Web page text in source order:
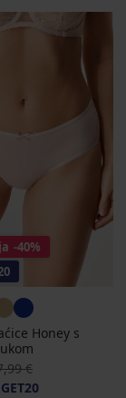
-40%
Honey s
cijena
€
GET20